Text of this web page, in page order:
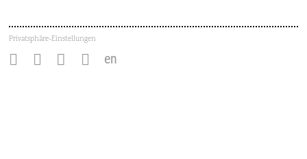
Privatsphäre-Einstellungen
en